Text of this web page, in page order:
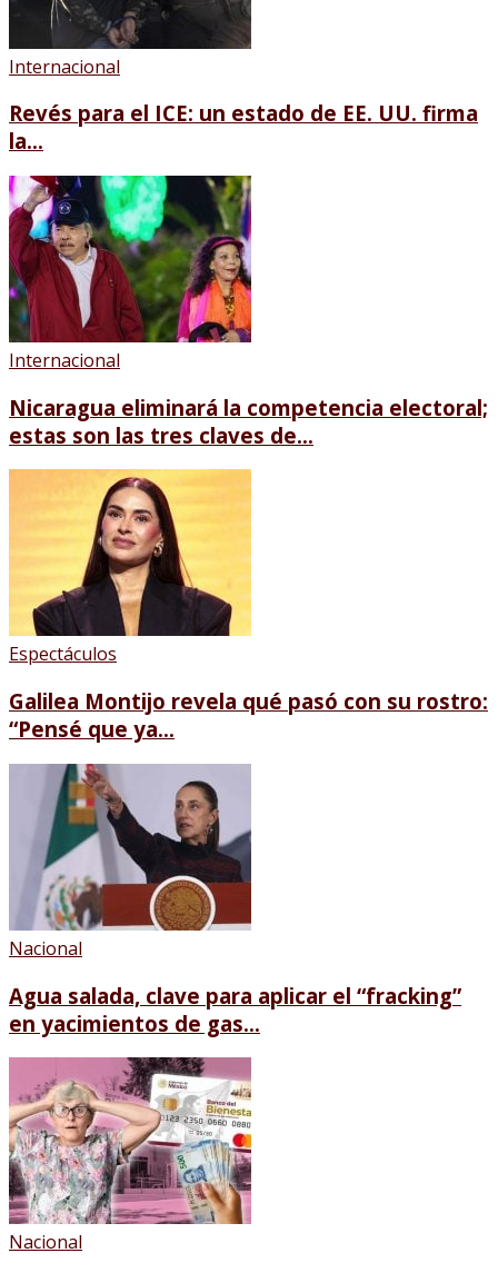
Internacional
Revés para el ICE: un estado de EE. UU. firma
la...
Internacional
Nicaragua eliminará la competencia electoral;
estas son las tres claves de...
Espectáculos
Galilea Montijo revela qué pasó con su rostro:
“Pensé que ya...
Nacional
Agua salada, clave para aplicar el “fracking”
en yacimientos de gas...
Nacional